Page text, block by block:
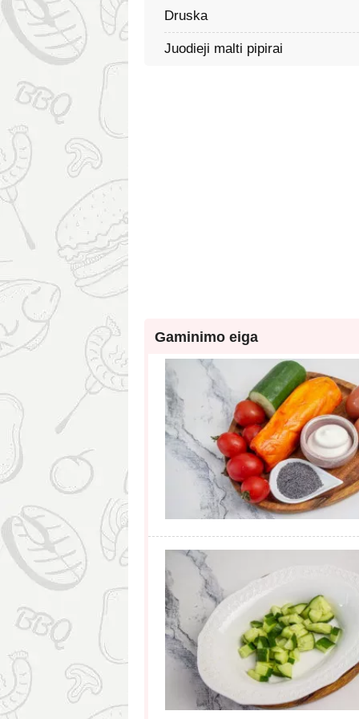
Druska
Juodieji malti pipirai
Gaminimo eiga